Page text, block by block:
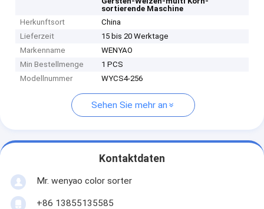
sortierende Maschine
Herkunftsort
China
Lieferzeit
15 bis 20 Werktage
Markenname
WENYAO
Min Bestellmenge
1 PCS
Modellnummer
WYCS4-256
Sehen Sie mehr an
Kontaktdaten
Mr. wenyao color sorter
+86 13855135585